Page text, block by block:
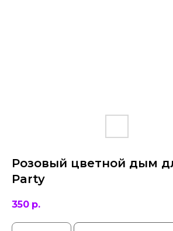
Розовый цветной дым
Party
350 р.